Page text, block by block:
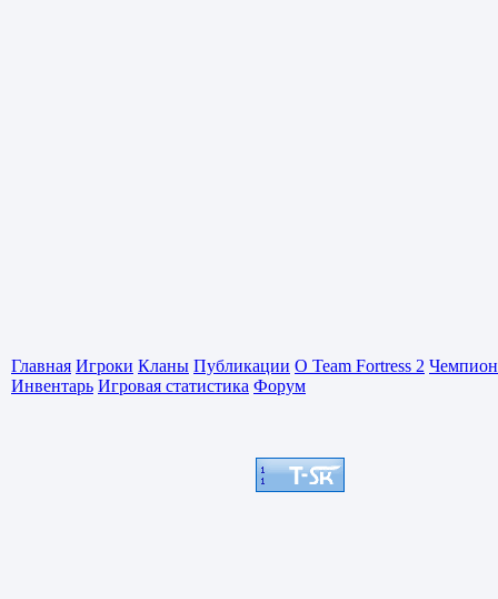
Главная Игроки Кланы Публикации О Team Fortress 2
Инвентарь Игровая статистика Форум